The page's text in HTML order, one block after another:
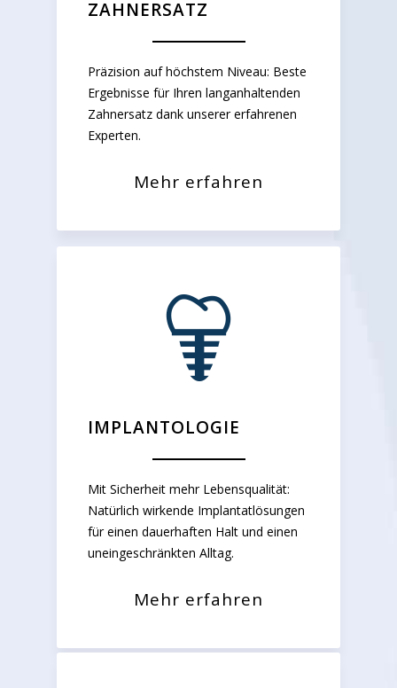
ZAHNERSATZ
Präzision auf höchstem Niveau: Beste
Ergebnisse für Ihren langanhaltenden
Zahnersatz dank unserer erfahrenen
Experten.
Mehr erfahren
IMPLANTOLOGIE
Mit Sicherheit mehr Lebensqualität:
Natürlich wirkende Implantatlösungen
für einen dauerhaften Halt und einen
uneingeschränkten Alltag.
Mehr erfahren